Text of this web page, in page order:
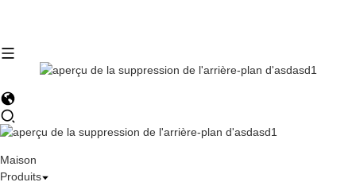
Maison
Produits